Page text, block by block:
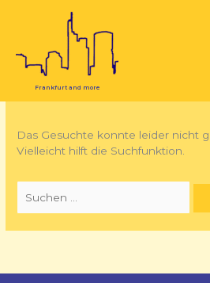
Frankfurt and more
Debora
Biran
Das Gesuchte konnte leider nicht
Vielleicht hilft die Suchfunktion.